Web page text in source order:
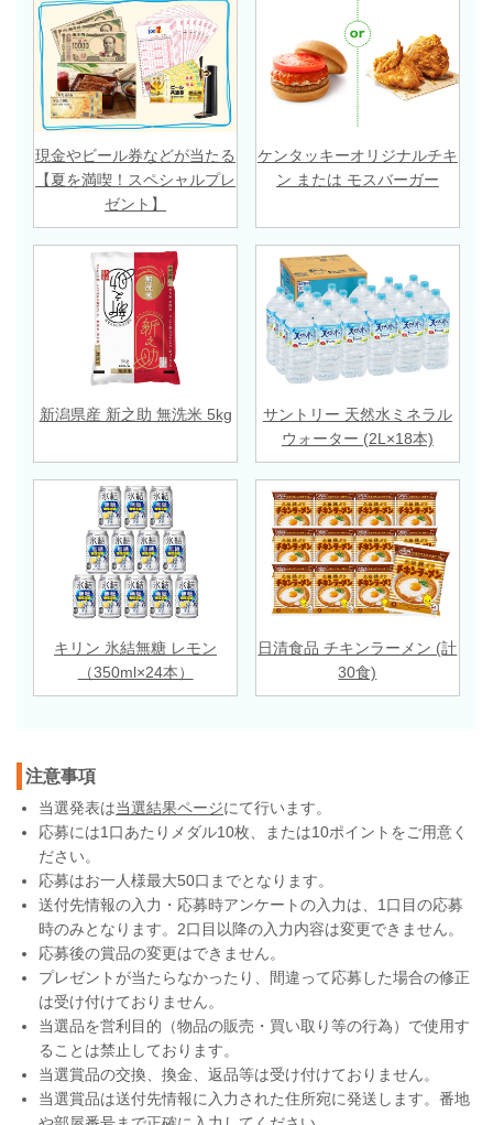
現金やビール券などが当たる
【夏を満喫！スペシャルプレ
ゼント】
ケンタッキーオリジナルチキ
ン または モスバーガー
新潟県産 新之助 無洗米 5kg
サントリー 天然水ミネラル
ウォーター (2L×18本)
キリン 氷結無糖 レモン
（350ml×24本）
日清食品 チキンラーメン (計
30食)
注意事項
当選発表は当選結果ページにて行います。
応募には1口あたりメダル10枚、または10ポイントをご用意く
ださい。
応募はお一人様最大50口までとなります。
送付先情報の入力・応募時アンケートの入力は、1口目の応募
時のみとなります。2口目以降の入力内容は変更できません。
応募後の賞品の変更はできません。
プレゼントが当たらなかったり、間違って応募した場合の修正
は受け付けておりません。
当選品を営利目的（物品の販売・買い取り等の行為）で使用す
ることは禁止しております。
当選賞品の交換、換金、返品等は受け付けておりません。
当選賞品は送付先情報に入力された住所宛に発送します。番地